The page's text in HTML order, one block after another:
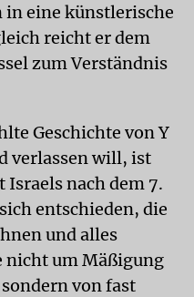
in eine künstlerische
reicht er dem
zum Verständnis
Geschichte von Y
verlassen will, ist
nach dem 7.
entschieden, die
und alles
nicht um Mäßigung
von fast